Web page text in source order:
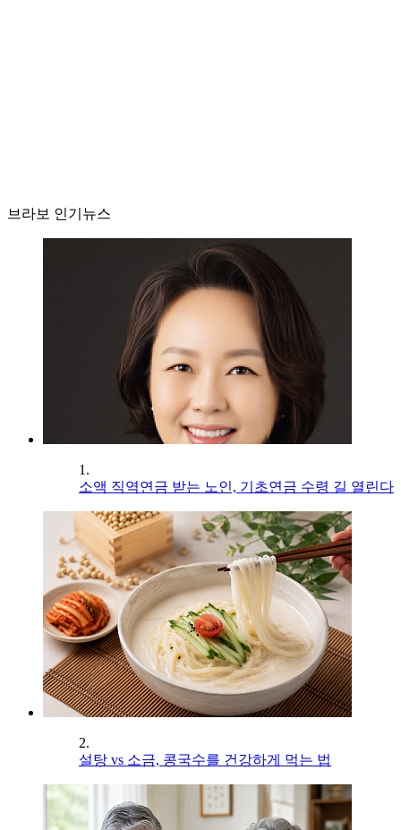
브라보 인기뉴스
1.
소액 직역연금 받는 노인, 기초연금 수령 길 열린다
2.
설탕 vs 소금, 콩국수를 건강하게 먹는 법